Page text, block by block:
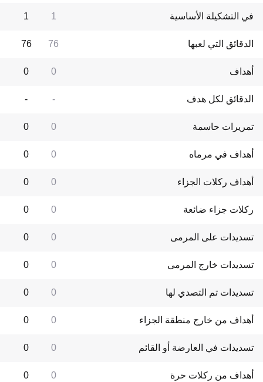
في التشكيلة الأساسية 1
1
الدقائق التي لعبها 76
76
أهداف 0
0
الدقائق لكل هدف -
-
تمريرات حاسمة 0
0
أهداف في مرماه 0
0
أهداف ركلات الجزاء 0
0
ركلات جزاء ضائعة 0
0
تسديدات على المرمى 0
0
تسديدات خارج المرمى 0
0
تسديدات تم التصدي لها 0
0
أهداف من خارج منطقة الجزاء 0
0
تسديدات في العارضة أو القائم 0
0
أهداف من ركلات حرة 0
0